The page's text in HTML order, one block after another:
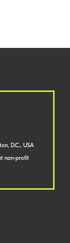
D.C., USA
non-profit